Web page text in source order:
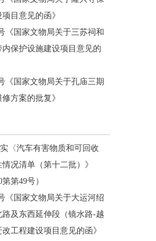
目意见的函》
《国家文物局关于三苏祠和
保护设施建设项目意见的
《国家文物局关于孔庙三期
方案的批复》
〈汽车有害物质和可回收
况清单（第十二批）》
第49号）
《国家文物局关于大运河绍
及东西延伸段（镜水路-越
工程建设项目意见的函》